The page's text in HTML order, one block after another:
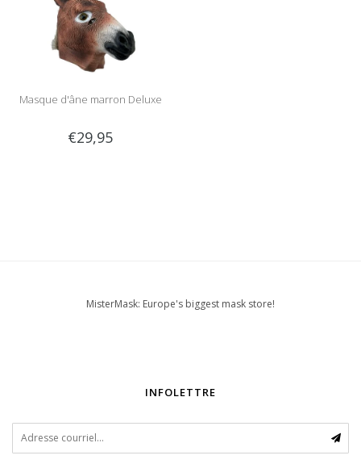
Masque d'âne marron Deluxe
€29,95
MisterMask: Europe's biggest mask store!
INFOLETTRE